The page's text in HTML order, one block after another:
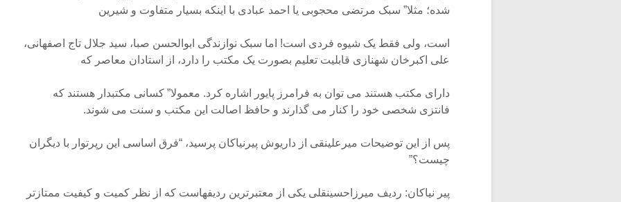
شده؛ مثلا” سبک مرتضی محجوبی یا احمد عبادی با اینکه بسیار متفاوت و شیرین
است، ولی فقط یک شیوه فردی است! اما سبک نوازندگی ابوالحسن صبا، سید جلال تاج اصفهانی،
علی اکبرخان شهنازی قابلیت تعلیم بصورت یک مکتب را دارد، از استادان معاصر که
دارای مکتب هستند می توان به فرامرز پایور اشاره کرد. معمولا” کسانی مکتبدار هستند که
فانتزی شخصی خود را کنار می گذارند و حافظ اصالت این مکتب و سنت می شوند.
پس از این توضیحات میرعلینقی از داریوش پیرنیاکان پرسید، “فرق اساسی این رپرتوار با دیگران
چیست؟”
پیر نیاکان: ردیف میرزاحسینقلی یکی از معتبرترین ردیفهاست که از نظر کمیت و کیفیت ممتازتر